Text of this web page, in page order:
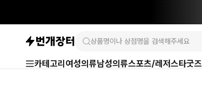
카테고리 여성의류남성의류스포츠/레저스타굿즈